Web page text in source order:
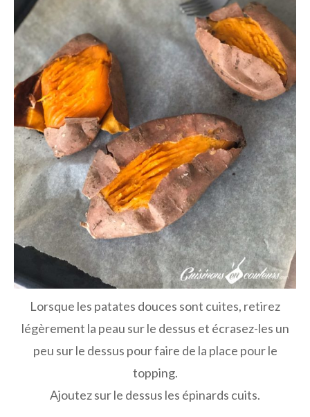
Lorsque les patates douces sont cuites, retirez
légèrement la peau sur le dessus et écrasez-les un
peu sur le dessus pour faire de la place pour le
topping.
Ajoutez sur le dessus les épinards cuits.